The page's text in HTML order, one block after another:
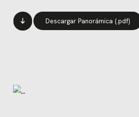
Descargar Panorámica (.pdf)